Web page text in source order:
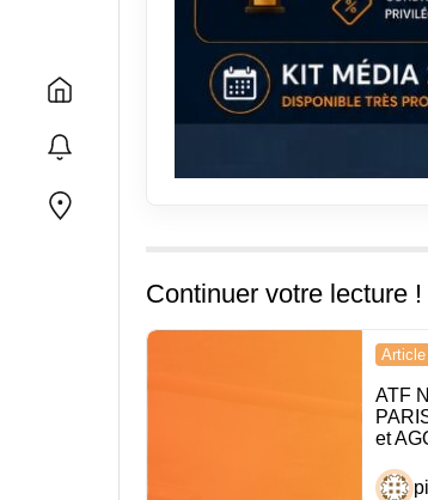
Continuer votre lecture !
Navigation
de
ATF
et